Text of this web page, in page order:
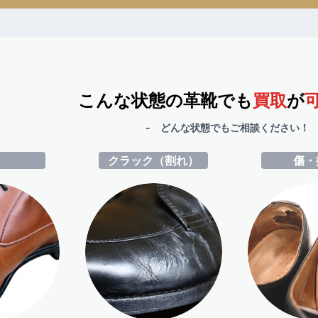
こんな状態の革靴でも買取が
- どんな状態でもご相談ください
クラック（割れ） 傷